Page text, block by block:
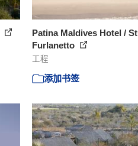
Patina Maldives Hotel /
Furlanetto
工程
添加书签